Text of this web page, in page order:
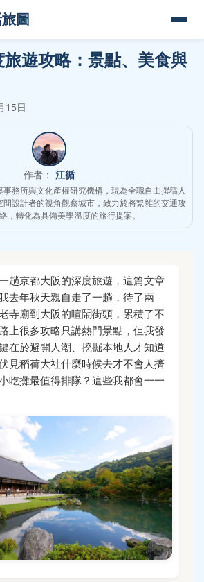
圖
遊攻略：景點、美食與
15日
作者： 江循
務所與文化產權研究機構，現為全職自由撰稿人
設計者的視角觀察城市，致力於將繁雜的交通攻
，轉化為具備美學溫度的旅行提案。
趟京都大阪的深度旅遊，這篇文章
去年秋天親自走了一趟，待了兩
寺廟到大阪的喧鬧街頭，累積了不
上很多攻略只講熱門景點，但我發
在於避開人潮、挖掘本地人才知道
見稻荷大社什麼時候去才不會人擠
吃攤最值得排隊？這些我都會一一